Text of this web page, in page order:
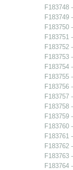
F183748
F183749
F183750
F183751
F183752
F183753
F183754
F183755
F183756
F183757
F183758
F183759
F183760
F183761
F183762
F183763
F183764